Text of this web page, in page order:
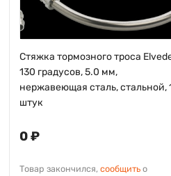
Стяжка тормозного троса
130 градусов, 5.0 мм,
нержавеющая сталь, стальной,
штук
0 ₽
Товар закончился, сообщить о